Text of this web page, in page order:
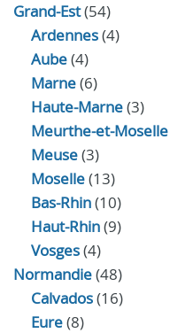
Grand-Est(54)
Ardennes(4)
Aube(4)
Marne(6)
Haute-Marne(3)
Meurthe-et-Moselle
Meuse(3)
Moselle(13)
Bas-Rhin(10)
Haut-Rhin(9)
Vosges(4)
Normandie(48)
Calvados(16)
Eure(8)